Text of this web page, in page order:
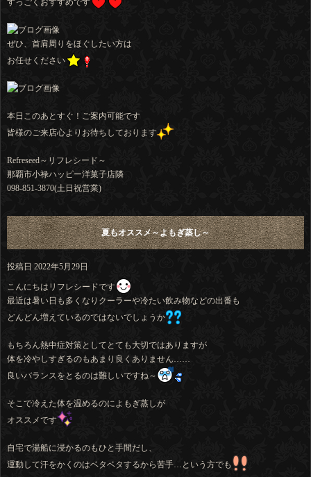
すっごくおすすめです
ぜひ、首肩周りをほぐしたい方は
お任せください
本日このあとすぐ！ご案内可能です
皆様のご来店心よりお待ちしております
Refreseed～リフレシード～
那覇市小禄ハッピー洋菓子店隣
098-851-3870(土日祝営業)
夏もオススメ～よもぎ蒸し～
投稿日 2022年5月29日
こんにちはリフレシードです
最近は暑い日も多くなりクーラーや冷たい飲み物などの出番も
どんどん増えているのではないでしょうか
もちろん熱中症対策としてとても大切ではありますが
体を冷やしすぎるのもあまり良くありません……
良いバランスをとるのは難しいですね～
そこで冷えた体を温めるのによもぎ蒸しが
オススメです
自宅で湯船に浸かるのもひと手間だし、
運動して汗をかくのはベタベタするから苦手…という方でも